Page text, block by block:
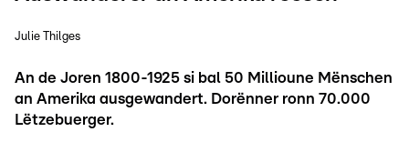
Julie Thilges
An de Joren 1800-1925 si bal 50 Millioune Mënschen
an Amerika ausgewandert. Dorënner ronn 70.000
Lëtzebuerger.